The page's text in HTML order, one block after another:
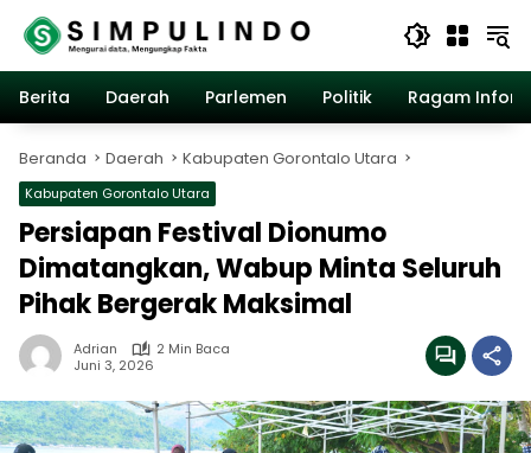
Langsung
konten
Berita
Daerah Parlemen Politik Ragam
Beranda Daerah Kabupaten Gorontalo Utara
Kabupaten Gorontalo Utara
Persiapan Festival Dionumo
Dimatangkan, Wabup Minta Seluruh
Pihak Bergerak Maksimal
Adrian
2 Min Baca
Juni 3, 2026